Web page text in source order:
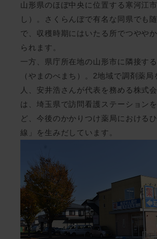
山形県のほぼ中央に位置する寒河江
し）。さくらんぼで有名な同県でも
で、収穫時期にはいたる所でつやや
られます。
一方、県庁所在地の山形市に隣接す
（やまのべまち）。2地域で調剤薬局
人、安井浩さんが代表を務める株式
は、埼玉県で訪問看護ステーション
ど、今後のかかりつけ薬局における
線」を生みだしています。